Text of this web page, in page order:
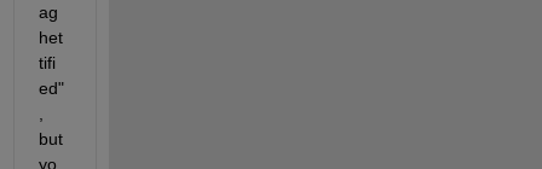
ag
het
tifi
ed"
but
yo